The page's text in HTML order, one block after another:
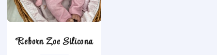
Reborn Zoe Silicona